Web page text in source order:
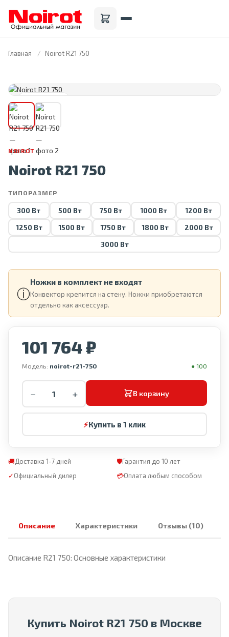
Главная Noirot R21 750
FRANCE · 1946
NOIROT
Noirot R21 750
ТИПОРАЗМЕР
300 Вт 500 Вт 750 Вт 1000 Вт
1200 Вт
1250 Вт
1500 Вт 1750 Вт 1800 Вт
2000 Вт
3000 Вт
ⓘ
Ножки в комплект не входят
Конвектор крепится на стену. Ножки приобретаются
отдельно как аксессуар.
101 764 ₽
Модель: noirot-r21-750 ● 100
− + В корзину
⚡Купить в 1 клик
🚚Доставка 1-7 дней 🛡Гарантия до 10 лет
✓Официальный дилер 💳Оплата любым способом
Описание Характеристики Отзывы (10)
Описание R21 750: Основные характеристики
Купить Noirot R21 750 в Москве